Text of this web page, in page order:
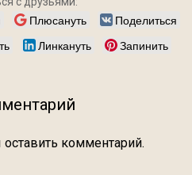
Плюсануть
Поделиться
Линкануть Запинить
оставить комментарий.